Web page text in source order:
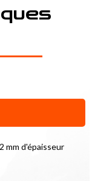
mm d'épaisseur